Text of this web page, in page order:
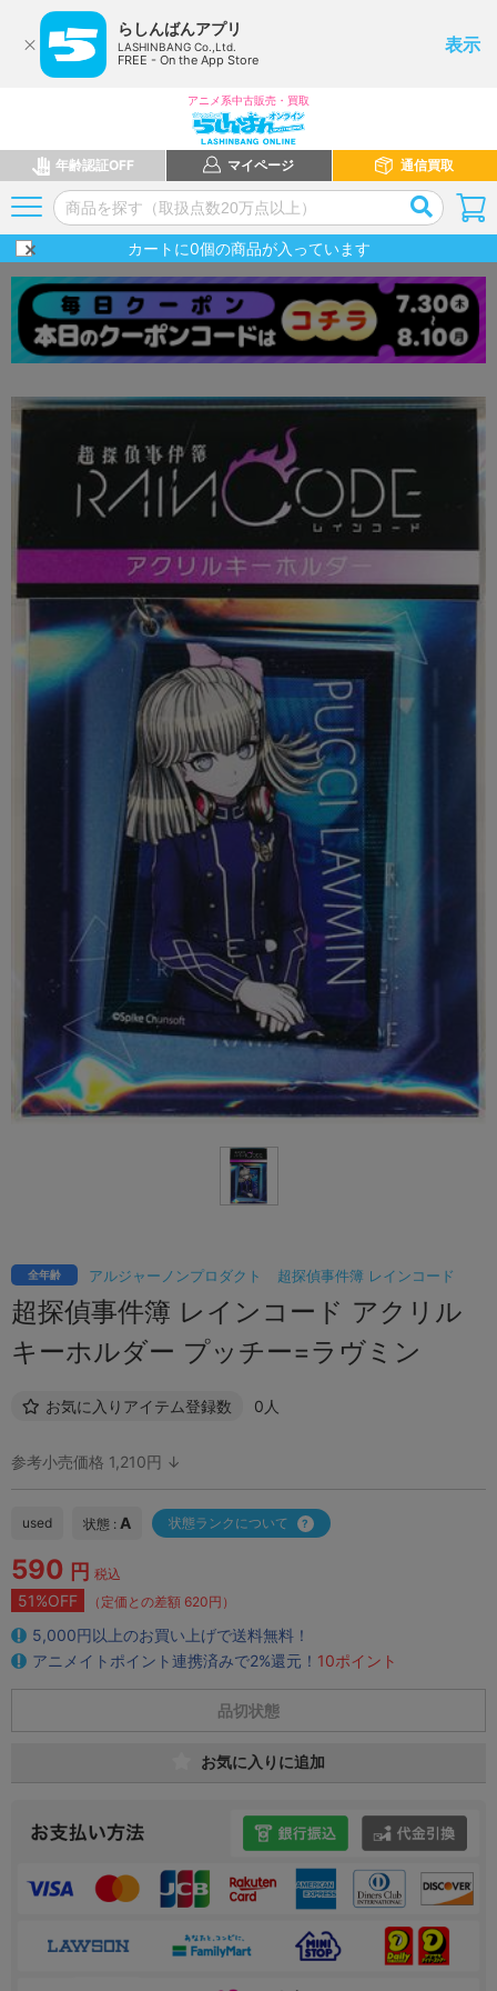
らしんばんアプリ
LASHINBANG Co.,Ltd.
FREE - On the App Store
表示
アニメ系中古販売・買取
年齢認証OFF マイページ 通信買取
カートに0個の商品が入っています
アルジャーノンプロダクト 超探偵事件簿 レインコード
全年齢
超探偵事件簿 レインコード アクリル
キーホルダー プッチー=ラヴミン
お気に入りアイテム登録数 0人
参考小売価格 1,210円 ↓
used 状態 : A 状態ランクについて
590 円 税込
51%OFF （定価との差額 620円）
5,000円以上のお買い上げで送料無料！
アニメイトポイント連携済みで2%還元！ 10ポイント
品切状態
お気に入りに追加